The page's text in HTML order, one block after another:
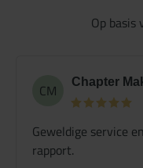
Op basis
CM Chapter
Geweldige service
rapport.